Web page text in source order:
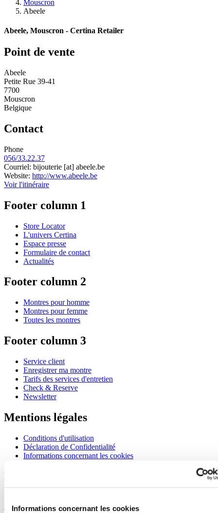
Informations concernant les cookies
Mouscron
Abeele
Abeele, Mouscron - Certina Retailer
Point de vente
Abeele
Petite Rue 39-41
7700
Mouscron
Belgique
Contact
Phone
056/33.22.37
Courriel: bijouterie [at] abeele.be
Website: http://www.abeele.be
Voir l'itinéraire
Footer column 1
Store Locator
L'univers Certina
Espace presse
Formulaire de contact
Actualités
Footer column 2
Montres pour homme
Montres pour femme
Toutes les montres
Footer column 3
Service client
Enregistrer ma montre
Tarifs des services d'entretien
Check & Reserve
Newsletter
Mentions légales
Conditions d'utilisation
Déclaration de Confidentialité
Informations concernant les cookies
Rejoignez le club CERTINA
S'inscrire